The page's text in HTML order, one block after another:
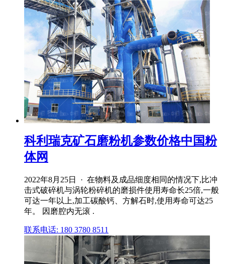
科利瑞克矿石磨粉机参数价格中国粉
体网
2022年8月25日 · 在物料及成品细度相同的情况下,比冲
击式破碎机与涡轮粉碎机的磨损件使用寿命长25倍,一般
可达一年以上,加工碳酸钙、方解石时,使用寿命可达25
年。 因磨腔内无滚 .
联系电话: 180 3780 8511